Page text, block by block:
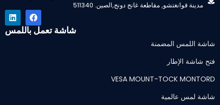
مدينة قوانغتشو, مقاطعة غانج دونج,الصين. 511340
شاشة تعمل باللمس
شاشة اللمس المضمنة
فتح شاشة الإطار
VESA MOUNT-TOCK MONTORD
شاشة لمس عالمية